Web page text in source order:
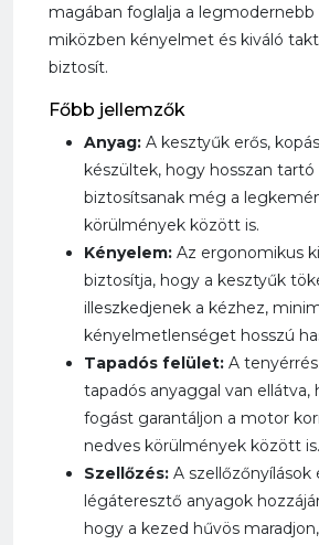
magában foglalja a
miközben kényelmet és kiváló
biztosít.
Főbb jellemzők
Anyag: A kesztyűk erős,
készültek, hogy hosszan
biztosítsanak még a
körülmények között is.
Kényelem: Az ergonomikus
biztosítja, hogy a kesztyűk
illeszkedjenek a kézhez,
kényelmetlenséget hosszú
Tapadós felület: A
tapadós anyaggal van ellátva,
fogást garantáljon a motor
nedves körülmények között is.
Szellőzés: A szellőzőnyílások
légáteresztő anyagok
hogy a kezed hűvös